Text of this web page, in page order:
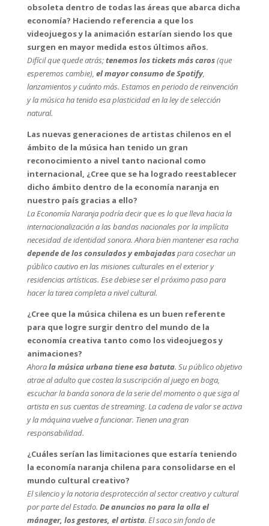
obsoleta dentro de todas las áreas que abarca dicha
economía? Haciendo referencia a que los
videojuegos y la animación estarían siendo los que
surgen en mayor medida estos últimos años.
Difícil que quede atrás;tenemos los tickets más caros(que
esperemos cambie), el mayor consumo de Spotify,
lanzamientos y cuánto más. Estamos en periodo de reinvención
y la música ha tenido esa plasticidad en la ley de selección
natural.
Las nuevas generaciones de artistas chilenos en el
ámbito de la música han tenido un gran
reconocimiento a nivel tanto nacional como
internacional, ¿Cree que se ha logrado reestablecer
dicho ámbito dentro de la economía naranja en
nuestro país gracias a ello?
La Economía Naranja podría decir que es lo que lleva hacia la
internacionalización a las bandas nacionales por la implícita
necesidad de identidad sonora. Ahora bien mantener esa racha
depende de los consulados y embajadaspara cosechar un
público cautivo en las misiones culturales en el exterior y
residencias artísticas. Ese debiese ser el próximo paso para
hacer la tarea completa a nivel cultural.
¿Cree que la música chilena es un buen referente
para que logre surgir dentro del mundo de la
economía creativa tanto como los videojuegos y
animaciones?
Ahorala música urbana tiene esa batuta. Su público objetivo
atrae al adulto que costea la suscripción al juego en boga,
escuchar la banda sonora de la serie del momento o que siga al
artista en sus cuentas de streaming. La cadena de valor se activa
y la máquina vuelve a funcionar. Tienen una gran
responsabilidad.
¿Cuáles serían las limitaciones que estaría teniendo
la economía naranja chilena para consolidarse en el
mundo cultural creativo?
El silencio y la notoria desprotección al sector creativo y cultural
por parte del Estado. De anuncios no para la olla el
mánager, los gestores, el artista. El saco sin fondo de